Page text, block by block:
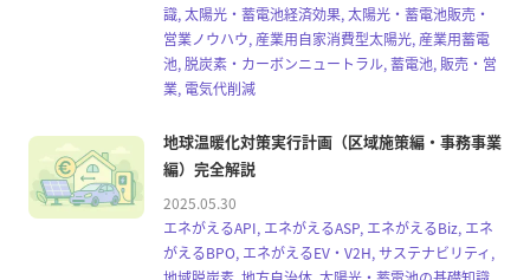
識, 太陽光・蓄電池経済効果, 太陽光・蓄電池販売・
営業ノウハウ, 産業用自家消費型太陽光, 産業用蓄電
池, 脱炭素・カーボンニュートラル, 蓄電池, 販売・営
業, 電気代削減
地球温暖化対策実行計画（区域施策編・事務事業
編）完全解説
2025.05.30
エネがえるAPI, エネがえるASP, エネがえるBiz, エネ
がえるBPO, エネがえるEV・V2H, サステナビリティ,